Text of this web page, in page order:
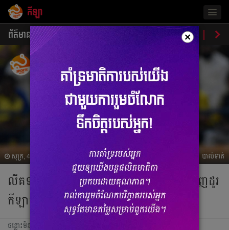
កីឡា
ព័ត៌មាន បាល់ទាត់ ប្រវត្តិ​​ វិភា
សុក្រ, 4 សីហា 2023 12:48 បាល់ទាត់
លីគ​ទាំង​១០​ ចាយ​លុយ​ច្រើន​បំផុត​នៅ​ក្នុង​ការ​ទិញដូរ​
កីឡាករ​សម្រាប់​រដូវកាល​ថ្មី​នេះ​
ចន្លោះមិនឃើញ
×